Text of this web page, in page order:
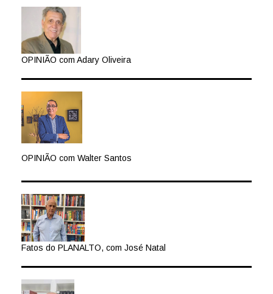
OPINIÃO com Adary Oliveira
OPINIÃO com Walter Santos
Fatos do PLANALTO, com José Natal